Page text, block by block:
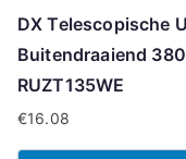
DX Telescopische
Buitendraaiend
RUZT135WE
€16.08